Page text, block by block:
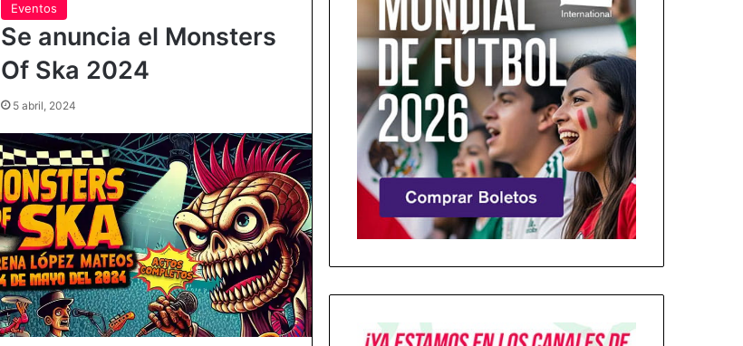
Eventos
Se anuncia el Monsters
Of Ska 2024
5 abril, 2024